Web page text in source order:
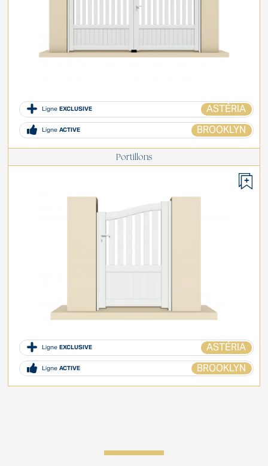
Ligne EXCLUSIVE ASTÉRIA
Ligne ACTIVE BROOKLYN
Portillons
Ligne EXCLUSIVE ASTÉRIA
Ligne ACTIVE BROOKLYN